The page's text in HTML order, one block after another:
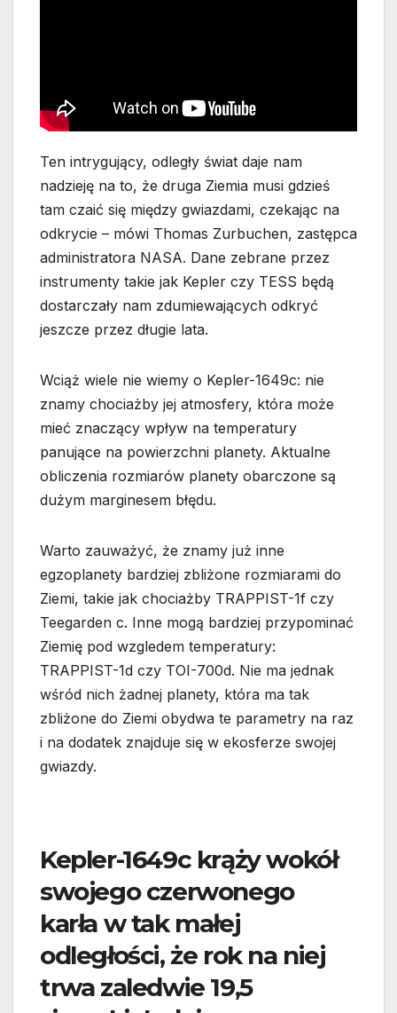
Ten intrygujący, odległy świat daje nam
nadzieję na to, że druga Ziemia musi gdzieś
tam czaić się między gwiazdami, czekając na
odkrycie – mówi Thomas Zurbuchen, zastępca
administratora NASA. Dane zebrane przez
instrumenty takie jak Kepler czy TESS będą
dostarczały nam zdumiewających odkryć
jeszcze przez długie lata.
Wciąż wiele nie wiemy o Kepler-1649c: nie
znamy chociażby jej atmosfery, która może
mieć znaczący wpływ na temperatury
panujące na powierzchni planety. Aktualne
obliczenia rozmiarów planety obarczone są
dużym marginesem błędu.
Warto zauważyć, że znamy już inne
egzoplanety bardziej zbliżone rozmiarami do
Ziemi, takie jak chociażby TRAPPIST-1f czy
Teegarden c. Inne mogą bardziej przypominać
Ziemię pod wzgledem temperatury:
TRAPPIST-1d czy TOI-700d. Nie ma jednak
wśród nich żadnej planety, która ma tak
zbliżone do Ziemi obydwa te parametry na raz
i na dodatek znajduje się w ekosferze swojej
gwiazdy.
Kepler-1649c krąży wokół
swojego czerwonego
karła w tak małej
odległości, że rok na niej
trwa zaledwie 19,5